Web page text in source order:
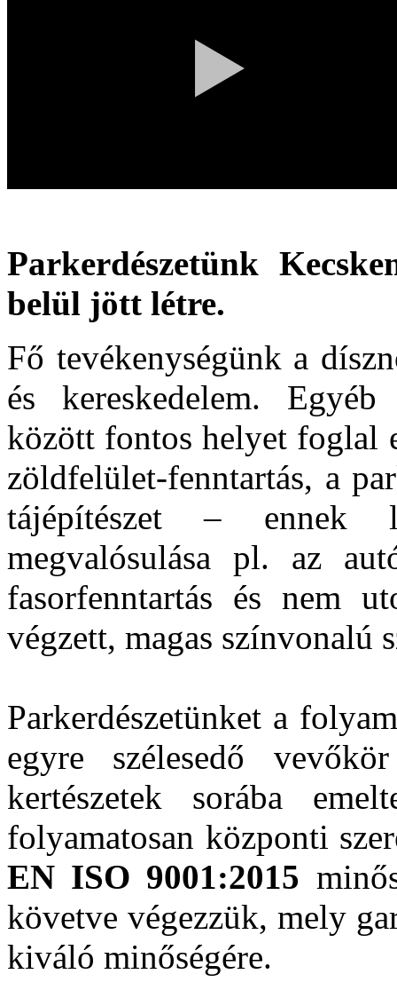
Parkerdészetünk
belül jött létre.
Fő tevékenységünk a
és kereskedelem. Egyéb
között fontos helyet foglal
zöldfelület-fenntartás, a
tájépítészet – ennek
megvalósulása pl. az
fasorfenntartás és nem
végzett, magas színvonalú
Parkerdészetünket a
egyre szélesedő
kertészetek sorába
folyamatosan központi
EN ISO 9001:2015
követve végezzük, mely
kiváló minőségére.